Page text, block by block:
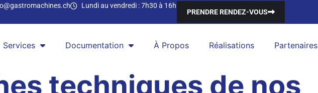
Lundi au vendredi : 7h30 à 16h
PRENDRE RENDEZ-VOUS
Services Documentation À Propos Réalisations Partenaires
techniques de nos